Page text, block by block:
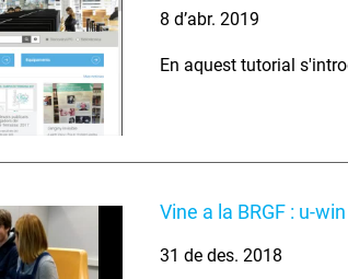
8 d’abr. 2019
En aquest tutorial
Vine a la BRGF : u-win
31 de des. 2018